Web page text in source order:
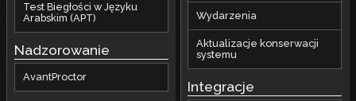
Test Biegłości w Języku
Arabskim (APT)
Nadzorowanie
AvantProctor
Wydarzenia
Aktualizacje konserwacji
systemu
Integracje